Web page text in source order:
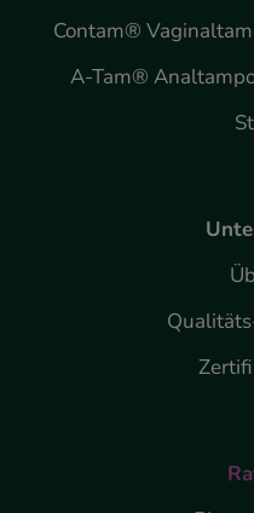
Contam®
A-Tam®